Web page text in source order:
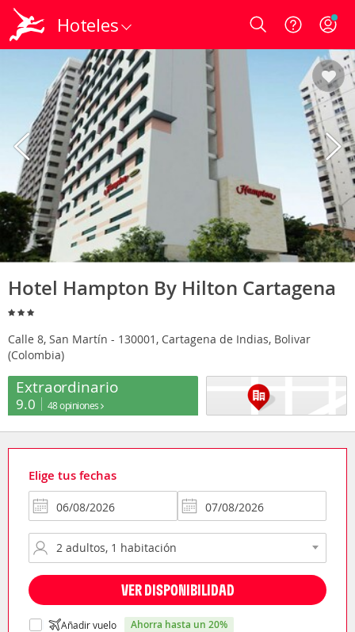
Hoteles Login
Hotel Hampton By Hilton Cartagena
Calle 8, San Martín - 130001, Cartagena de Indias, Bolivar
(Colombia)
Extraordinario
9.0 48 opiniones
Elige tus fechas
VER DISPONIBILIDAD
Añadir vuelo ahorra hasta un 20%